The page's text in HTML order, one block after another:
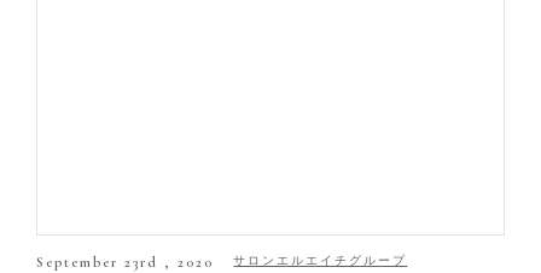
September 23rd , 2020 サロンエルエイチグループ